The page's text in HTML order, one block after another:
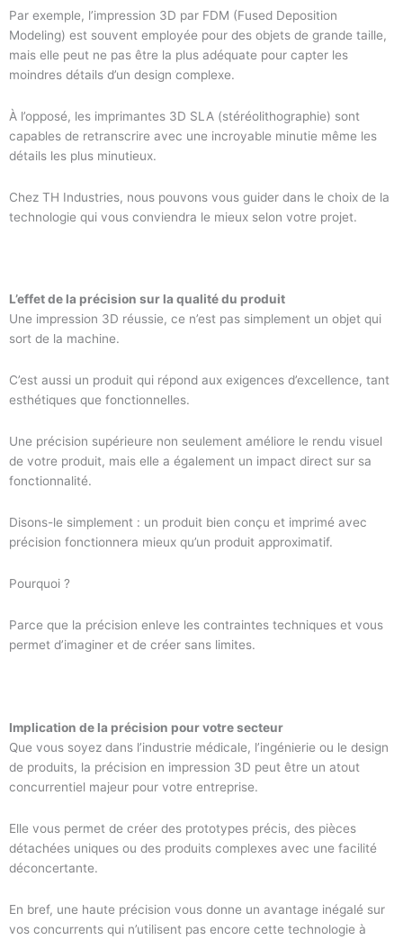
Par exemple, l’impression 3D par FDM (Fused Deposition
Modeling) est souvent employée pour des objets de grande taille,
mais elle peut ne pas être la plus adéquate pour capter les
moindres détails d’un design complexe.
À l’opposé, les imprimantes 3D SLA (stéréolithographie) sont
capables de retranscrire avec une incroyable minutie même les
détails les plus minutieux.
Chez TH Industries, nous pouvons vous guider dans le choix de la
technologie qui vous conviendra le mieux selon votre projet.
L’effet de la précision sur la qualité du produit
Une impression 3D réussie, ce n’est pas simplement un objet qui
sort de la machine.
C’est aussi un produit qui répond aux exigences d’excellence, tant
esthétiques que fonctionnelles.
Une précision supérieure non seulement améliore le rendu visuel
de votre produit, mais elle a également un impact direct sur sa
fonctionnalité.
Disons-le simplement : un produit bien conçu et imprimé avec
précision fonctionnera mieux qu’un produit approximatif.
Pourquoi ?
Parce que la précision enleve les contraintes techniques et vous
permet d’imaginer et de créer sans limites.
Implication de la précision pour votre secteur
Que vous soyez dans l’industrie médicale, l’ingénierie ou le design
de produits, la précision en impression 3D peut être un atout
concurrentiel majeur pour votre entreprise.
Elle vous permet de créer des prototypes précis, des pièces
détachées uniques ou des produits complexes avec une facilité
déconcertante.
En bref, une haute précision vous donne un avantage inégalé sur
vos concurrents qui n’utilisent pas encore cette technologie à